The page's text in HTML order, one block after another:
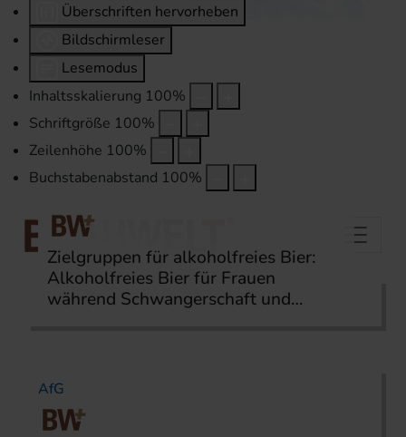
Überschriften hervorheben
Bildschirmleser
Lesemodus
Inhaltsskalierung 100%
Schriftgröße 100%
Zeilenhöhe 100%
Buchstabenabstand 100%
Startseite Themen AfG
Zielgruppen für alkoholfreies Bier:
Alkoholfreies Bier für Frauen
während Schwangerschaft und
AfG